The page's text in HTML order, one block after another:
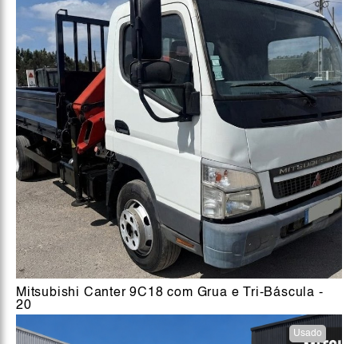
Mitsubishi Canter 9C18 com Grua e Tri-Báscula -
20
Usado